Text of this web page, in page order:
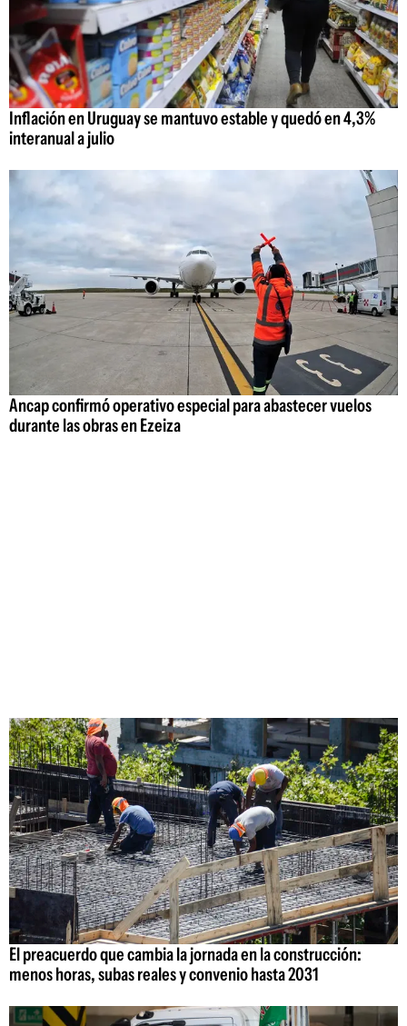
Inflación en Uruguay se mantuvo estable y quedó en 4,3%
interanual a julio
Ancap confirmó operativo especial para abastecer vuelos
durante las obras en Ezeiza
El preacuerdo que cambia la jornada en la construcción:
menos horas, subas reales y convenio hasta 2031